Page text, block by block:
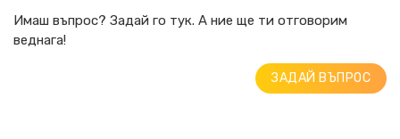
Имаш въпрос? Задай го тук. А ние ще ти отговорим
веднага!
ЗАДАЙ ВЪПРОС